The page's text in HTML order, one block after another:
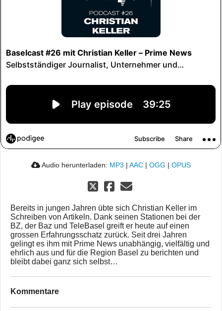
Audio herunterladen: MP3 | AAC | OGG | OPUS
Bereits in jungen Jahren übte sich Christian Keller im
Schreiben von Artikeln. Dank seinen Stationen bei der
BZ, der Baz und TeleBasel greift er heute auf einen
grossen Erfahrungsschatz zurück. Seit drei Jahren
gelingt es ihm mit Prime News unabhängig, vielfältig und
ehrlich aus und für die Region Basel zu berichten und
bleibt dabei ganz sich selbst…
Kommentare